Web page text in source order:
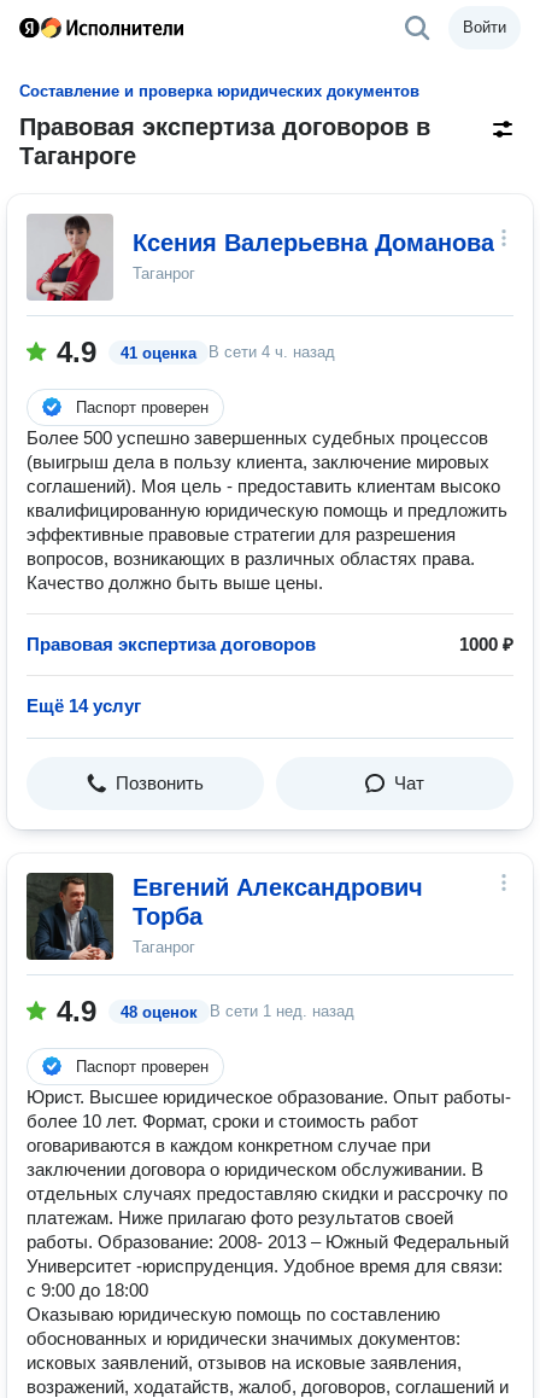
Войти
Составление и проверка юридических документов
Правовая экспертиза договоров в
Таганроге
Ксения Валерьевна Доманова
Таганрог
4.9 41 оценка В сети 4 ч. назад
Паспорт проверен
Более 500 успешно завершенных судебных процессов
(выигрыш дела в пользу клиента, заключение мировых
соглашений). Моя цель - предоставить клиентам высоко
квалифицированную юридическую помощь и предложить
эффективные правовые стратегии для разрешения
вопросов, возникающих в различных областях права.
Качество должно быть выше цены.
Правовая экспертиза договоров 1000 ₽
Ещё 14 услуг
Позвонить Чат
Евгений Александрович
Торба
Таганрог
4.9 48 оценок В сети 1 нед. назад
Паспорт проверен
Юрист. Высшее юридическое образование. Опыт работы-
более 10 лет. Формат, сроки и стоимость работ
оговариваются в каждом конкретном случае при
заключении договора о юридическом обслуживании. В
отдельных случаях предоставляю скидки и рассрочку по
платежам. Ниже прилагаю фото результатов своей
работы. Образование: 2008- 2013 – Южный Федеральный
Университет -юриспруденция. Удобное время для связи:
с 9:00 до 18:00
Оказываю юридическую помощь по составлению
обоснованных и юридически значимых документов:
исковых заявлений, отзывов на исковые заявления,
возражений, ходатайств, жалоб, договоров, соглашений и